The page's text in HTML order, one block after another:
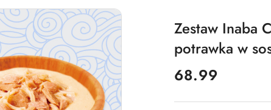
Zestaw Inaba
potrawka w
cena:
68.99